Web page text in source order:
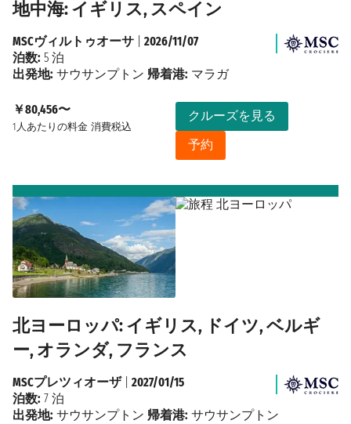
地中海: イギリス, スペイン
￥80,456〜
1人あたりの料金 消費税込
クルーズを見る
予約
MSCヴィルトゥオーサ
2026/11/07
泊数: 5 泊
出発地: サウサンプトン 帰着港: マラガ
北ヨーロッパ: イギリス, ドイツ, ベルギ
ー, オランダ, フランス
MSCプレツィオーザ| 2027/01/15
泊数: 7 泊
出発地: サウサンプトン 帰着港: サウサンプトン